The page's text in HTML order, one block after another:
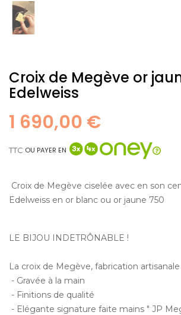
Croix de Megève or
Edelweiss
1 690,00 €
TTC OU PAYER EN
Croix de Megève ciselée avec en son
Edelweiss en or blanc ou or jaune 750
LE BIJOU INDETRÔNABLE !
La croix de Megève, fabrication
- Gravée à la main
- Finitions de qualité
- Elégante signature faite mains " JP